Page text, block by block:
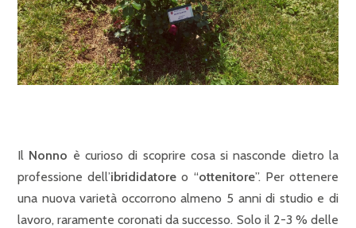
Il Nonno è curioso di scoprire cosa si nasconde dietro la
professione dell’ibrididatore o “ottenitore”. Per ottenere
una nuova varietà occorrono almeno 5 anni di studio e di
lavoro, raramente coronati da successo. Solo il 2-3 % delle